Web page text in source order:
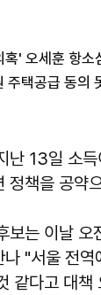
난 13일 소득
정책을 공약
보는 이날 오
"서울 전
같다고 대책